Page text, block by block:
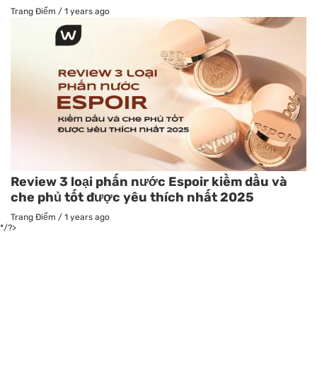
Trang Điểm / 1 years ago
Review 3 loại phấn nước Espoir kiềm dầu và
che phủ tốt được yêu thích nhất 2025
Trang Điểm / 1 years ago
*/?>